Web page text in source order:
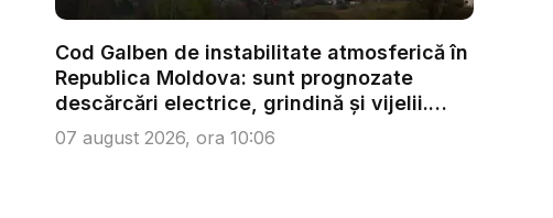
Cod Galben de instabilitate atmosferică în
Republica Moldova: sunt prognozate
descărcări electrice, grindină și vijelii.
Câ...
07 august 2026, ora 10:06